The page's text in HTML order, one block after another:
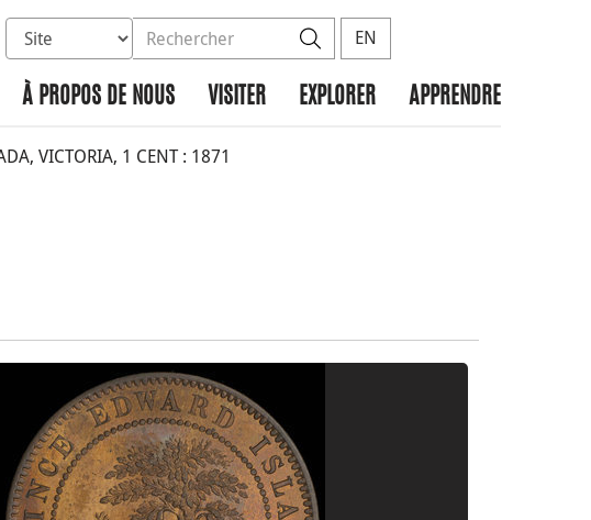
Sélectionnez la base de données à rechercher
Rechercher dans le site Rechercher
EN
À PROPOS DE NOUS VISITER EXPLORER APPRENDRE
VICTORIA, 1 CENT : 1871